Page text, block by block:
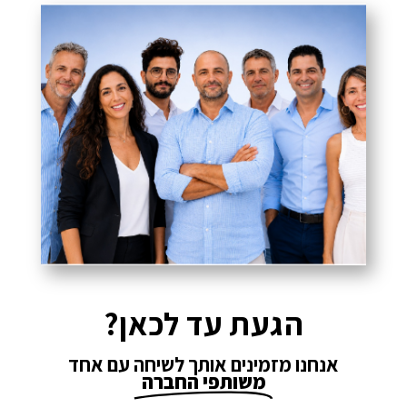
הגעת עד לכאן?
אנחנו מזמינים אותך לשיחה עם אחד
משותפי החברה